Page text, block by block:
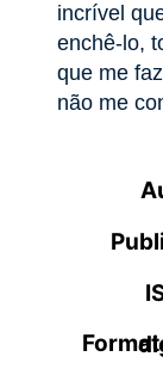
incrível
enchê-lo,
que me
não me